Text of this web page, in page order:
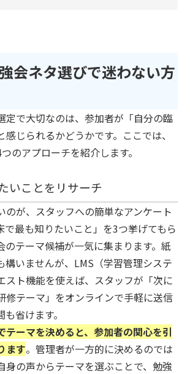
会ネタ選びで迷わない方
定で大切なのは、参加者が「自分の臨
じられるかどうかです。ここでは、
のアプローチを紹介します。
いことをリサーチ
のが、スタッフへの簡単なアンケート
で最も知りたいこと」を3つ挙げてもら
のテーマ候補が一気に集まります。紙
構いませんが、LMS（学習管理システ
スト機能を使えば、スタッフが「次に
修テーマ」をオンラインで手軽に送信
省けます。
テーマを決めると、参加者の関心を引
ます。管理者が一方的に決めるのでは
身の声からテーマを選ぶことで、勉強